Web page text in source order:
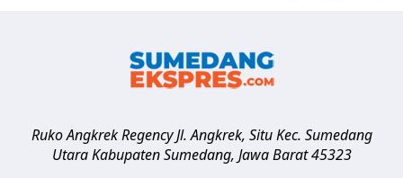
Ruko Angkrek Regency Jl. Angkrek, Situ Kec. Sumedang
Utara Kabupaten Sumedang, Jawa Barat 45323